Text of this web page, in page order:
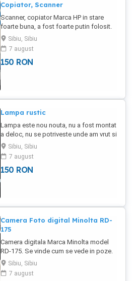
Copiator, Scanner
Scanner, copiator Marca HP in stare
foarte buna, a fost foarte putin folosit.
Adus din Germania
Sibiu, Sibiu
7 august
150 RON
Lampa rustic
Lampa este nou nouta, nu a fost montat
a deloc, nu se potriveste unde am vrut si
de aceea o dau.
Sibiu, Sibiu
7 august
150 RON
Camera Foto digital Minolta RD-
175
Camera digitala Marca Minolta model
RD-175. Se vinde cum se vede in poze.
Sibiu, Sibiu
7 august